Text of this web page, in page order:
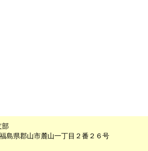
部
島県郡山市麓山一丁目２番２６号